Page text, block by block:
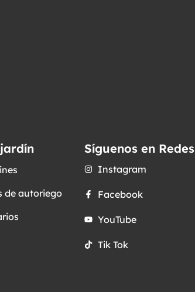
de autoriego
Síguenos en Redes
Instagram
Facebook
YouTube
Tik Tok